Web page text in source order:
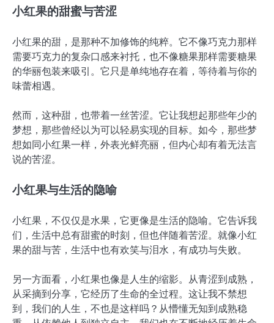
小红果的甜蜜与苦涩
小红果的甜，是那种不加修饰的纯粹。它不像巧克力那样
需要巧克力的复杂口感来衬托，也不像糖果那样需要糖果
的华丽包装来吸引。它只是单纯地存在着，等待着与你的
味蕾相遇。
然而，这种甜，也带着一丝苦涩。它让我想起那些年少的
梦想，那些曾经以为可以轻易实现的目标。如今，那些梦
想如同小红果一样，外表光鲜亮丽，但内心却有着无法言
说的苦涩。
小红果与生活的隐喻
小红果，不仅仅是水果，它更像是生活的隐喻。它告诉我
们，生活中总有甜蜜的时刻，但也伴随着苦涩。就像小红
果的甜与苦，生活中也有欢笑与泪水，有成功与失败。
另一方面看，小红果也像是人生的缩影。从青涩到成熟，
从采摘到分享，它经历了生命的全过程。这让我不禁想
到，我们的人生，不也是这样吗？从懵懂无知到成熟稳